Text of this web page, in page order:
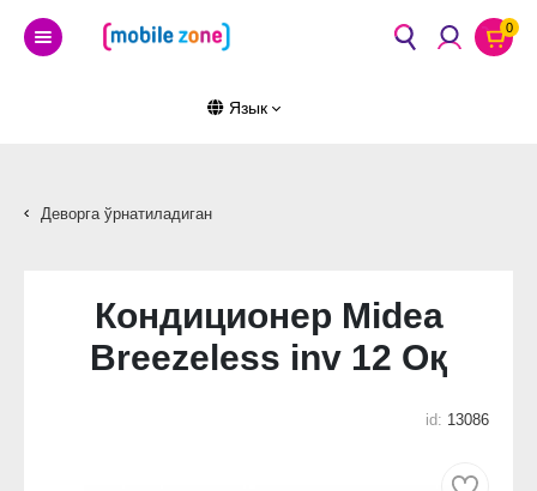
0
Язык
Деворга ўрнатиладиган
Кондиционер Midea
Breezeless inv 12 Оқ
id: 13086